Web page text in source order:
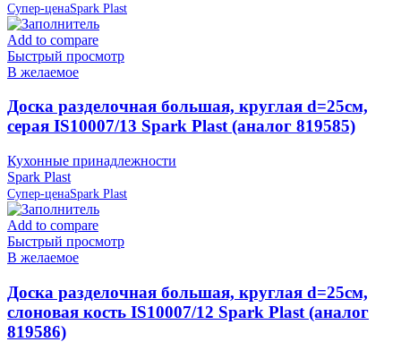
Супер-ценаSpark Plast
Add to compare
Быстрый просмотр
В желаемое
Доска разделочная большая, круглая d=25см,
серая IS10007/13 Spark Plast (аналог 819585)
Кухонные принадлежности
Spark Plast
Супер-ценаSpark Plast
Add to compare
Быстрый просмотр
В желаемое
Доска разделочная большая, круглая d=25см,
слоновая кость IS10007/12 Spark Plast (аналог
819586)